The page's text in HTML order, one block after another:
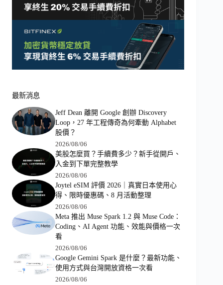
最新消息
Jeff Dean 離開 Google 創辦 Discovery
Loop，27 年工程傳奇為何牽動 Alphabet
股價？
2026/08/06
美股怎麼買？手續費多少？新手從開戶、
入金到下單完整教學
2026/08/06
Joytel eSIM 評價 2026｜真實日本使用心
得、限時優惠碼、8 月活動整理
2026/08/06
Meta 推出 Muse Spark 1.2 與 Muse Code：
Coding、AI Agent 功能、效能與價格一次
看
2026/08/06
Google Gemini Spark 是什麼？最新功能、
使用方式與台灣開放資格一次看
2026/08/06